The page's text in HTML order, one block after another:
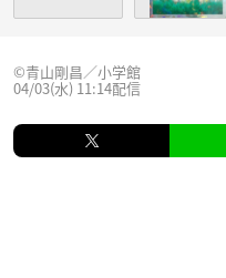
©︎青山剛昌／小学館
04/03(水) 11:14配信